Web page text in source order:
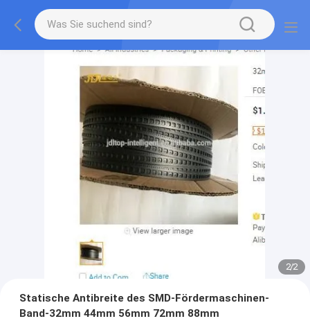
2/2
Statische Antibreite des SMD-Fördermaschinen-
Band-32mm 44mm 56mm 72mm 88mm